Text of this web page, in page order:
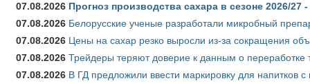
07.08.2026 Прогноз производства сахара в сезоне 2026/
07.08.2026 Белорусские ученые разработали микробный
07.08.2026 Цены на сахар резко выросли из-за сокращения
07.08.2026 Трейдеры теряют доверие к данным о переработке
07.08.2026 В ГД предложили ввести маркировку для напитков